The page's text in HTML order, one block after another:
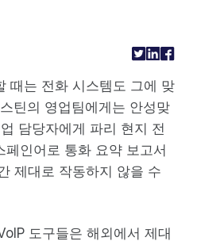
때는 전화 시스템도 그에 맞
틴의 영업팀에게는 안성맞
담당자에게 파리 현지 전
페인어로 통화 요약 보고서
제대로 작동하지 않을 수
도구들은 해외에서 제대